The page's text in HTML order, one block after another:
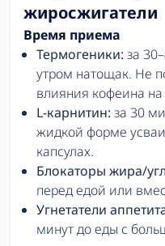
жиросжигатели
Время приема
Термогеники: за
утром натощак. Не
влияния кофеина на
L-карнитин: за 30
жидкой форме
капсулах.
Блокаторы жира/
перед едой или
Угнетатели
минут до еды с